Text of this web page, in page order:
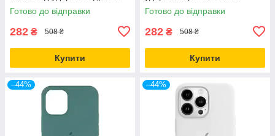
повнорозмірний
Готово до відправки
282 ₴ 508 ₴
Купити
Готово до відправки
282 ₴ 508 ₴
Купити
–44% –44%